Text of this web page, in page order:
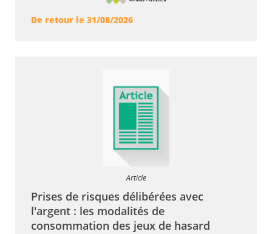
De retour le 31/08/2026
Article
Prises de risques délibérées avec
l'argent : les modalités de
consommation des jeux de hasard